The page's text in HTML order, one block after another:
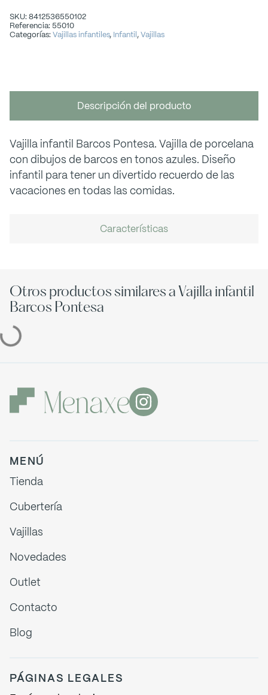
SKU: 8412536550102
Referencia: 55010
Categorías: Vajillas infantiles, Infantil,Vajillas
Descripción del producto
Características
Vajilla infantil Barcos Pontesa. Vajilla de porcelana
con dibujos de barcos en tonos azules. Diseño
infantil para tener un divertido recuerdo de las
vacaciones en todas las comidas.
Otros productos similares a Vajilla infantil
Barcos Pontesa
MENÚ
Tienda
Cubertería
Vajillas
Novedades
Outlet
Contacto
Blog
PÁGINAS LEGALES